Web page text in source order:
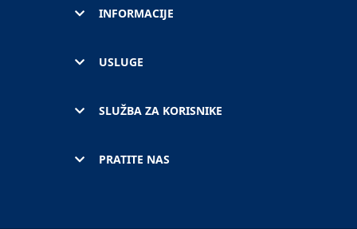
INFORMACIJE
USLUGE
SLUŽBA ZA KORISNIKE
PRATITE NAS